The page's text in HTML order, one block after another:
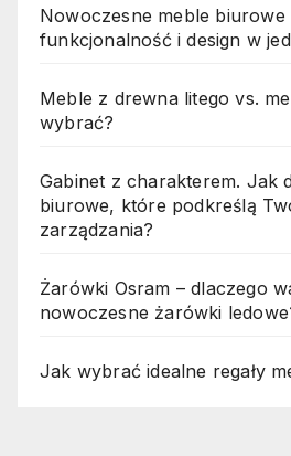
Nowoczesne meble
funkcjonalność i design w
Meble z drewna litego vs.
wybrać?
Gabinet z charakterem. Jak
biurowe, które podkreślą
zarządzania?
Żarówki Osram – dlaczego
nowoczesne żarówki
Jak wybrać idealne regały